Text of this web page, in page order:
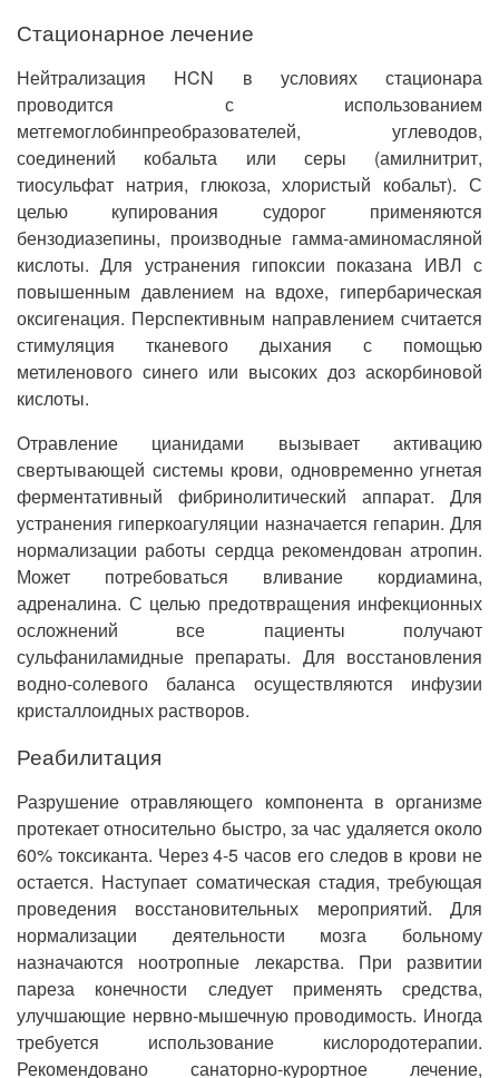
Стационарное лечение
Нейтрализация HCN в условиях стационара
проводится с использованием
метгемоглобинпреобразователей, углеводов,
соединений кобальта или серы (амилнитрит,
тиосульфат натрия, глюкоза, хлористый кобальт). С
целью купирования судорог применяются
бензодиазепины, производные гамма-аминомасляной
кислоты. Для устранения гипоксии показана ИВЛ с
повышенным давлением на вдохе, гипербарическая
оксигенация. Перспективным направлением считается
стимуляция тканевого дыхания с помощью
метиленового синего или высоких доз аскорбиновой
кислоты.
Отравление цианидами вызывает активацию
свертывающей системы крови, одновременно угнетая
ферментативный фибринолитический аппарат. Для
устранения гиперкоагуляции назначается гепарин. Для
нормализации работы сердца рекомендован атропин.
Может потребоваться вливание кордиамина,
адреналина. С целью предотвращения инфекционных
осложнений все пациенты получают
сульфаниламидные препараты. Для восстановления
водно-солевого баланса осуществляются инфузии
кристаллоидных растворов.
Реабилитация
Разрушение отравляющего компонента в организме
протекает относительно быстро, за час удаляется около
60% токсиканта. Через 4-5 часов его следов в крови не
остается. Наступает соматическая стадия, требующая
проведения восстановительных мероприятий. Для
нормализации деятельности мозга больному
назначаются ноотропные лекарства. При развитии
пареза конечности следует применять средства,
улучшающие нервно-мышечную проводимость. Иногда
требуется использование кислородотерапии.
Рекомендовано санаторно-курортное лечение,